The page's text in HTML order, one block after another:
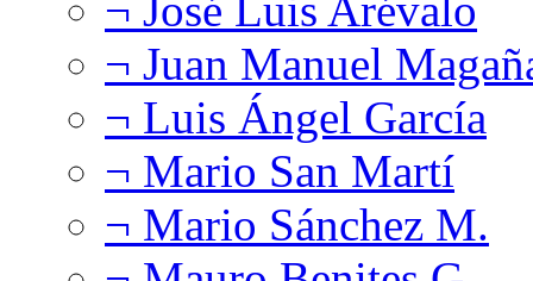
¬ Juan Manuel
¬ Luis Ángel García
¬ Mario San Martí
¬ Mario Sánchez M.